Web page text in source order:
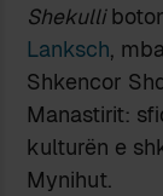
Shekulli
Lanksch,
Shkencor
Manastirit:
kulturën e
Mynihut.